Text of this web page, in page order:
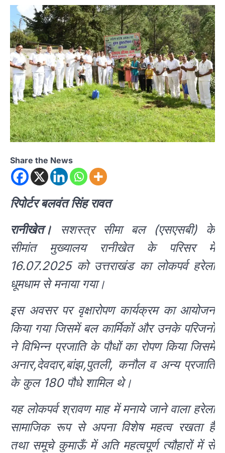
Share the News
रिपोर्टर बलवंत सिंह रावत
रानीखेत। सशस्त्र सीमा बल (एसएसबी) के
सीमांत मुख्यालय रानीखेत के परिसर में
16.07.2025 को उत्तराखंड का लोकपर्व हरेला
धूमधाम से मनाया गया।
इस अवसर पर वृक्षारोपण कार्यक्रम का आयोजन
किया गया जिसमें बल कार्मिकों और उनके परिजनों
ने विभिन्न प्रजाति के पौधों का रोपण किया जिसमें
अनार,देवदार,बांझ,पुतली, कनौल व अन्य प्रजाति
के कुल 180 पौधे शामिल थे।
यह लोकपर्व श्रावण माह में मनाये जाने वाला हरेला
सामाजिक रूप से अपना विशेष महत्व रखता है
तथा समूचे कुमाऊँ में अति महत्वपूर्ण त्यौहारों में से